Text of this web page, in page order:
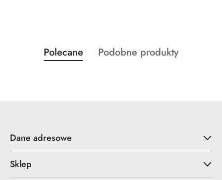
Pomiń karuzelę produktów
Produkty
o
Polecane
Produkty
Podobne produkty
Dane adresowe
Sklep